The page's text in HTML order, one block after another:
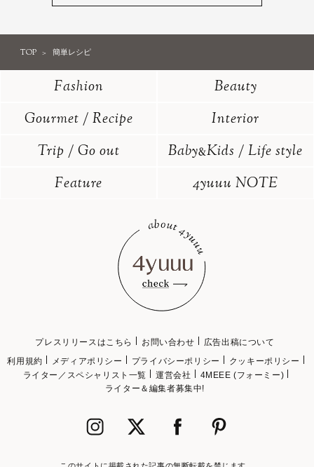
TOP 簡単レシピ
Fashion
Beauty
Gourmet / Recipe
Interior
Trip / Go out
Baby&Kids / Life style
Feature
4yuuu NOTE
プレスリリースはこちら お問い合わせ
広告出稿について
利用規約
メディアポリシー プライバシーポリシー
クッキーポリシー
ライター／スペシャリスト一覧
運営会社
4MEEE (フォーミー)
ライター＆編集者募集中!